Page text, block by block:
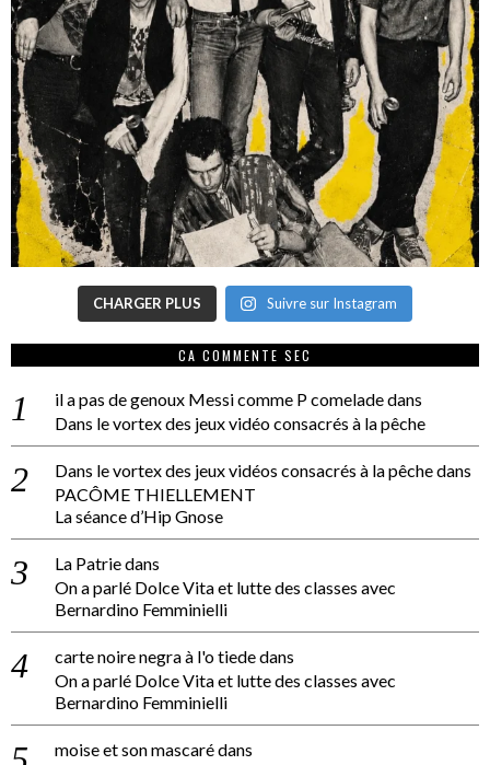
CHARGER PLUS Suivre sur Instagram
CA COMMENTE SEC
il a pas de genoux Messi comme P comeladedans
Dans le vortex des jeux vidéo consacrés à la pêche
Dans le vortex des jeux vidéos consacrés à la pêchedans
PACÔME THIELLEMENT
La séance d’Hip Gnose
La Patriedans
On a parlé Dolce Vita et lutte des classes avec
Bernardino Femminielli
carte noire negra à l'o tiededans
On a parlé Dolce Vita et lutte des classes avec
Bernardino Femminielli
moise et son mascarédans